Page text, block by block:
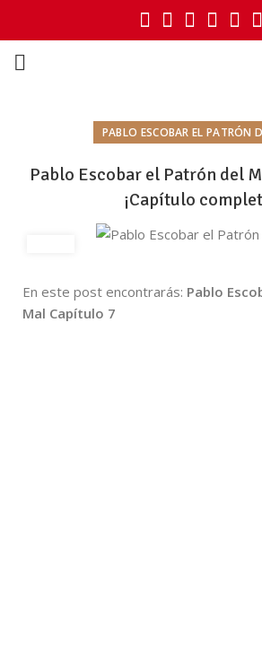
PABLO ESCOBAR EL PATRÓN
Pablo Escobar el Patrón del
¡Capítulo
En este post encontrarás: Pablo
Mal Capítulo 7